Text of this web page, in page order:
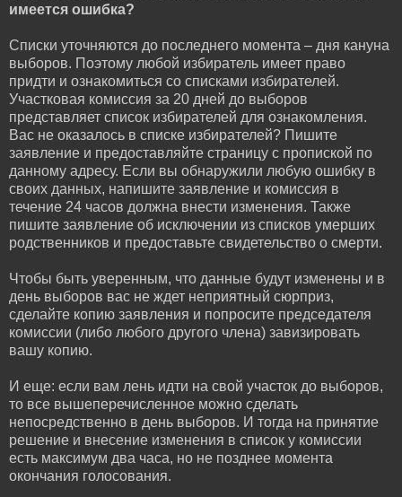
имеется ошибка?
Списки уточняются до последнего момента – дня кануна
выборов. Поэтому любой избиратель имеет право
придти и ознакомиться со списками избирателей.
Участковая комиссия за 20 дней до выборов
представляет список избирателей для ознакомления.
Вас не оказалось в списке избирателей? Пишите
заявление и предоставляйте страницу с пропиской по
данному адресу. Если вы обнаружили любую ошибку в
своих данных, напишите заявление и комиссия в
течение 24 часов должна внести изменения. Также
пишите заявление об исключении из списков умерших
родственников и предоставьте свидетельство о смерти.
Чтобы быть уверенным, что данные будут изменены и в
день выборов вас не ждет неприятный сюрприз,
сделайте копию заявления и попросите председателя
комиссии (либо любого другого члена) завизировать
вашу копию.
И еще: если вам лень идти на свой участок до выборов,
то все вышеперечисленное можно сделать
непосредственно в день выборов. И тогда на принятие
решение и внесение изменения в список у комиссии
есть максимум два часа, но не позднее момента
окончания голосования.